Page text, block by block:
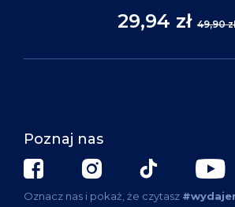
29,94 zł 49,90 zł
Poznaj nas
Oznacz nas i pokaż, że czytasz